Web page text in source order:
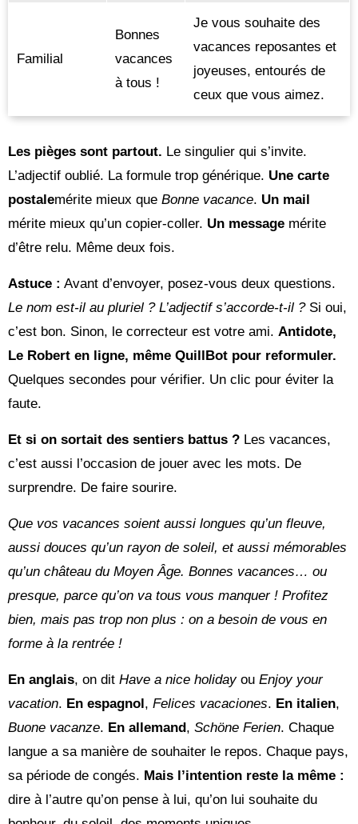
Familial
Bonnes
vacances
à tous !
Je vous souhaite des
vacances reposantes et
joyeuses, entourés de
ceux que vous aimez.
Les pièges sont partout. Le singulier qui s’invite.
L’adjectif oublié. La formule trop générique. Une carte
postalemérite mieux que Bonne vacance. Un mail
mérite mieux qu’un copier-coller. Un message mérite
d’être relu. Même deux fois.
Astuce : Avant d’envoyer, posez-vous deux questions.
Le nom est-il au pluriel ? L’adjectif s’accorde-t-il ?Si oui,
c’est bon. Sinon, le correcteur est votre ami. Antidote,
Le Robert en ligne, même QuillBot pour reformuler.
Quelques secondes pour vérifier. Un clic pour éviter la
faute.
Et si on sortait des sentiers battus ? Les vacances,
c’est aussi l’occasion de jouer avec les mots. De
surprendre. De faire sourire.
Que vos vacances soient aussi longues qu’un fleuve,
aussi douces qu’un rayon de soleil, et aussi mémorables
qu’un château du Moyen Âge. Bonnes vacances… ou
presque, parce qu’on va tous vous manquer ! Profitez
bien, mais pas trop non plus : on a besoin de vous en
forme à la rentrée !
En anglais, on dit Have a nice holidayou Enjoy your
vacation. En espagnol, Felices vacaciones. En italien,
Buone vacanze. En allemand, Schöne Ferien. Chaque
langue a sa manière de souhaiter le repos. Chaque pays,
sa période de congés. Mais l’intention reste la même :
dire à l’autre qu’on pense à lui, qu’on lui souhaite du